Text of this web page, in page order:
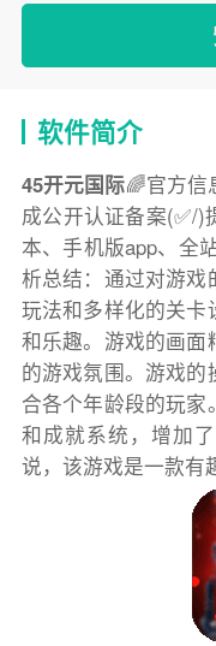
软件简介
45开元国际🌈官方信
成公开认证备案(✅/)
本、手机版app、全
析总结：通过对游戏
玩法和多样化的关
和乐趣。游戏的画面
的游戏氛围。游戏
合各个年龄段的玩
和成就系统，增加
说，该游戏是一款有